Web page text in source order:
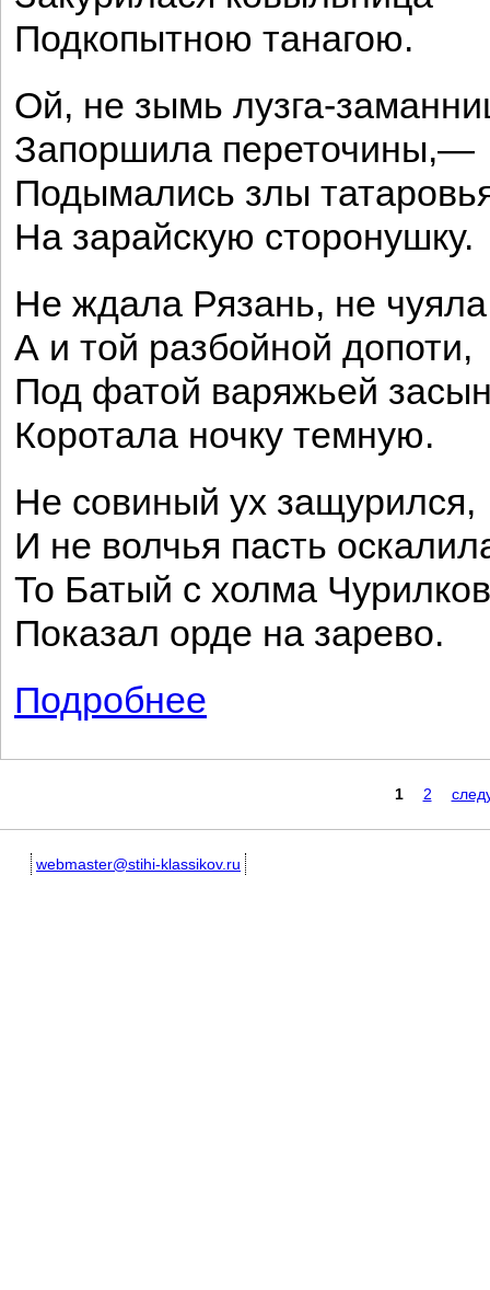
Подкопытною танагою.
Ой, не зымь лузга-
Запоршила переточины,—
Подымались злы
На зарайскую сторонушку.
Не ждала Рязань, не чуяла
А и той разбойной допоти,
Под фатой варяжьей
Коротала ночку темную.
Не совиный ух защурился,
И не волчья пасть
То Батый с холма
Показал орде на зарево.
Подробнее
1 2
webmaster@stihi-klassikov.ru